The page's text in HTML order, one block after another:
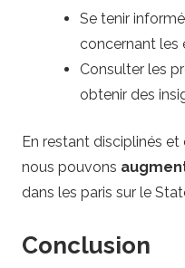
Se tenir
concernant les
Consulter les
obtenir des
En restant disciplinés
nous pouvons
dans les paris sur le
Conclusion